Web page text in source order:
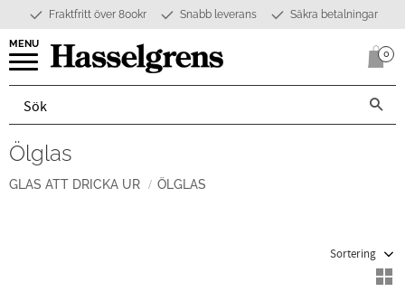
Meny
Fraktfritt över 800kr Snabb leverans Säkra betalningar
0
Ölglas
GLAS ATT DRICKA UR ÖLGLAS